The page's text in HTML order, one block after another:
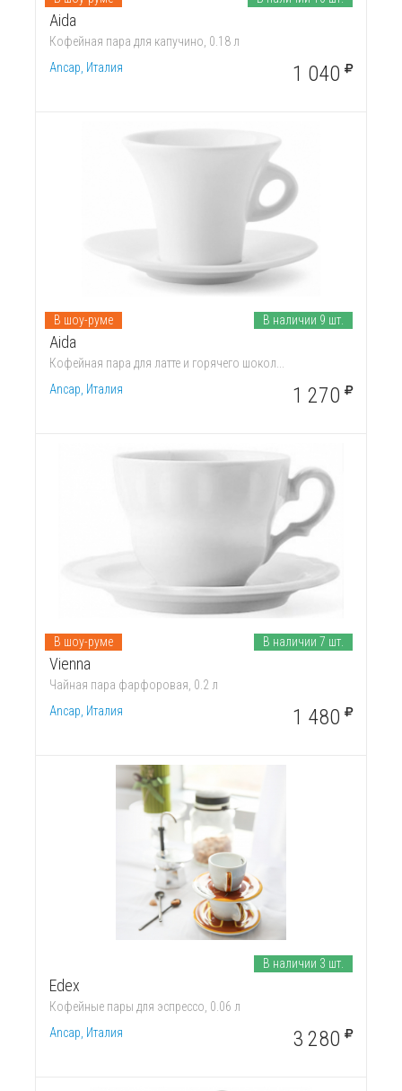
Aida
Кофейная пара для капучино, 0.18 л
Ancap, Италия
1 040
Aida
Кофейная пара для латте и горячего шокол...
Ancap, Италия
В шоу-руме В наличии 9 шт.
1 270
Vienna
Чайная пара фарфоровая, 0.2 л
Ancap, Италия
В шоу-руме В наличии 7 шт.
1 480
Edex
Кофейные пары для эспрессо, 0.06 л
Ancap, Италия
В наличии 3 шт.
3 280